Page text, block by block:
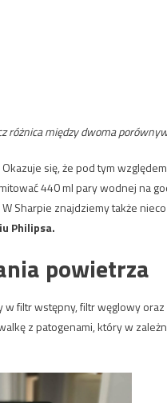
różnica między dwoma
Okazuje się, że pod tym
440 ml pary wodnej na
Sharpie znajdziemy także
Philipsa.
powietrza
filtr wstępny, filtr węglowy
z patogenami, który w